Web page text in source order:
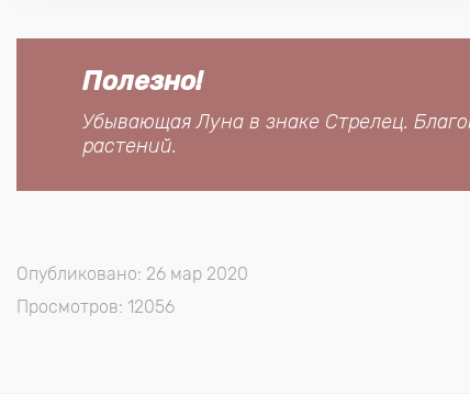
Полезно!
Убывающая Луна в знаке Стрелец.
растений.
Опубликовано: 26 мар 2020
Просмотров: 12056